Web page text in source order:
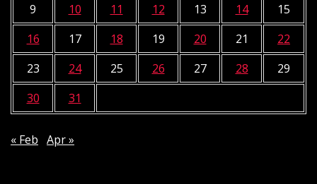
9
10 11 12 13 14
15
16
17 18 19 20 21
22
23
24 25 26 27 28
29
30
31
« Feb Apr »